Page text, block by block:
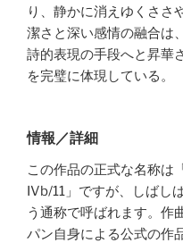
り、静かに消えゆくささ
潔さと深い感情の融合は
詩的表現の手段へと昇華
を完璧に体現している。
情報／詳細
この作品の正式な名称は
IVb/11」ですが、しばし
う通称で呼ばれます。作
パン自身による公式の作